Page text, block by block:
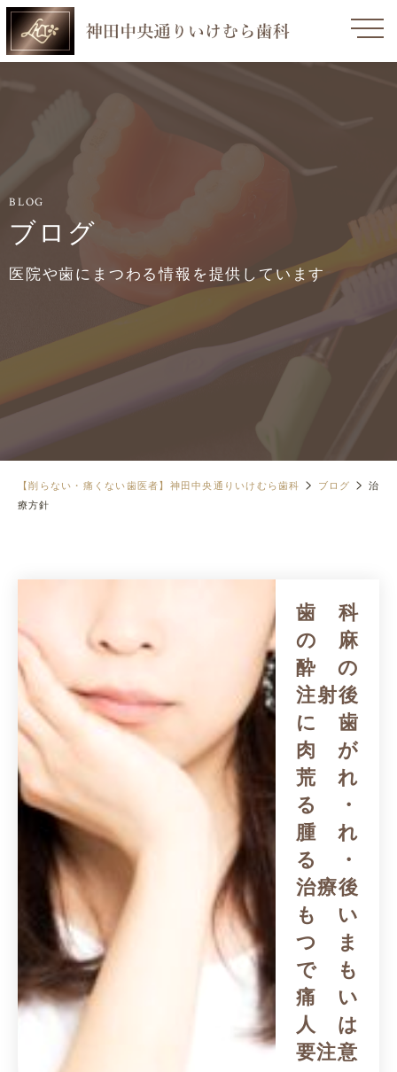
toggle
BLOG
ブログ
医院や歯にまつわる情報を提供しています
【削らない・痛くない歯医者】神田中央通りいけむら歯科 > ブログ >治
療方針
歯科
の麻
酔の
注射後
に歯
肉が
荒れ
る・
腫れ
る・
治療後
もい
つま
でも
痛い
人は
要注意